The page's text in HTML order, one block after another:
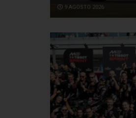
9 AGOSTO 2026